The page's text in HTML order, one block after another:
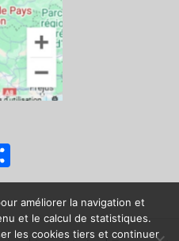
a
r
t
améliorer la navigation et
et le calcul de statistiques.
les cookies tiers et continuer